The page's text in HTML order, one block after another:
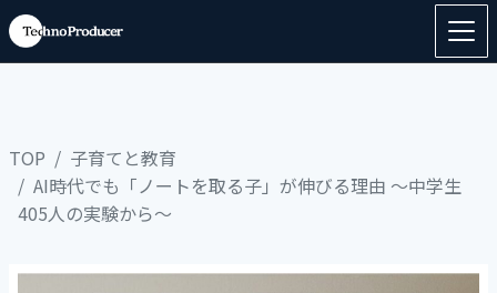
TOP
子育てと教育
AI時代でも「ノートを取る子」が伸びる理由 〜中学生
405人の実験から〜